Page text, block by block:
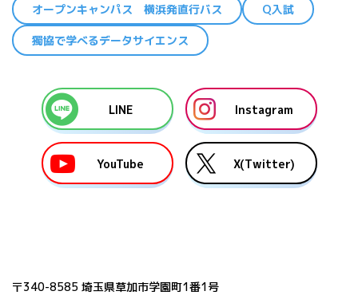
オープンキャンパス 横浜発直行バス Q入試
獨協で学べるデータサイエンス
LINE Instagram
YouTube X(Twitter)
〒340-8585 埼玉県草加市学園町1番1号